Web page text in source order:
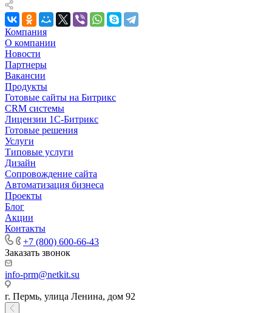
Компания
О компании
Новости
Партнеры
Вакансии
Продукты
Готовые сайты на Битрикс
CRM системы
Лицензии 1С-Битрикс
Готовые решения
Услуги
Типовые услуги
Дизайн
Сопровождение сайта
Автоматизация бизнеса
Проекты
Блог
Акции
Контакты
+7 (800) 600-66-43
Заказать звонок
info-prm@netkit.su
г. Пермь, улица Ленина, дом 92